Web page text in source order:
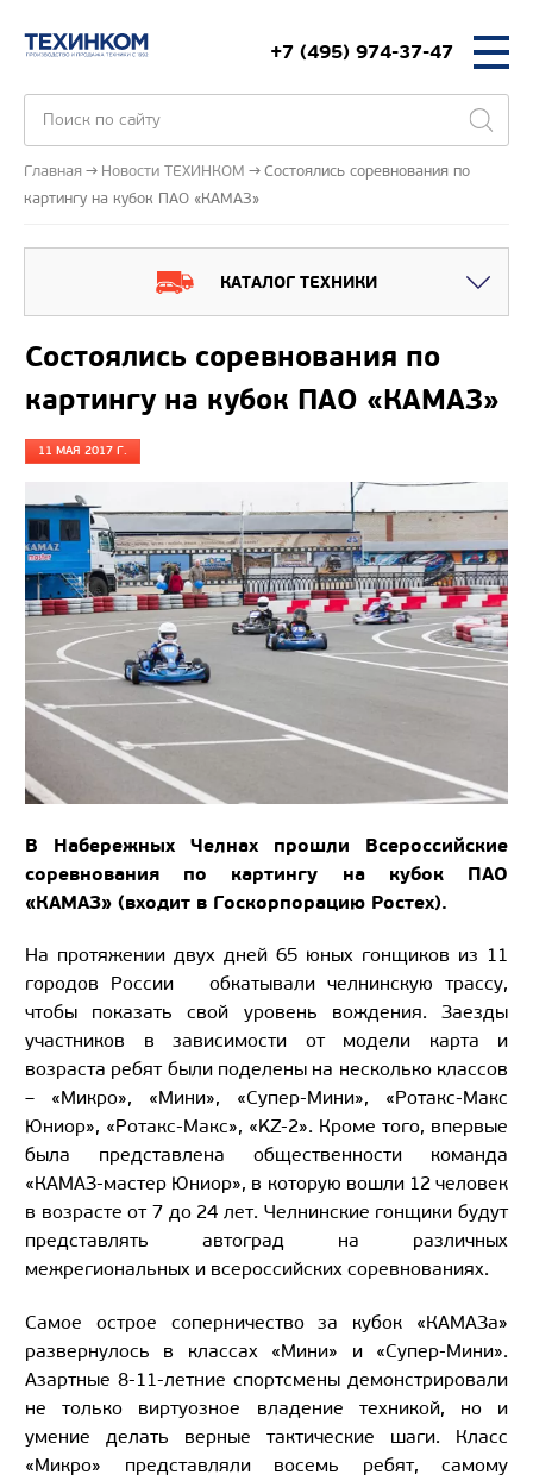
+7 (495) 974-37-47
Главная Новости ТЕХИНКОМ
Состоялись соревнования по
картингу на кубок ПАО «КАМАЗ»
КАТАЛОГ ТЕХНИКИ
Состоялись соревнования по
картингу на кубок ПАО «КАМАЗ»
11 МАЯ 2017 Г.
В Набережных Челнах прошли Всероссийские
соревнования по картингу на кубок ПАО
«КАМАЗ» (входит в Госкорпорацию Ростех).
На протяжении двух дней 65 юных гонщиков из 11
городов России обкатывали челнинскую трассу,
чтобы показать свой уровень вождения. Заезды
участников в зависимости от модели карта и
возраста ребят были поделены на несколько классов
– «Микро», «Мини», «Супер-Мини», «Ротакс-Макс
Юниор», «Ротакс-Макс», «KZ-2». Кроме того, впервые
была представлена общественности команда
«КАМАЗ-мастер Юниор», в которую вошли 12 человек
в возрасте от 7 до 24 лет. Челнинские гонщики будут
представлять автоград на различных
межрегиональных и всероссийских соревнованиях.
Самое острое соперничество за кубок «КАМАЗа»
развернулось в классах «Мини» и «Супер-Мини».
Азартные 8-11-летние спортсмены демонстрировали
не только виртуозное владение техникой, но и
умение делать верные тактические шаги. Класс
«Микро» представляли восемь ребят, самому